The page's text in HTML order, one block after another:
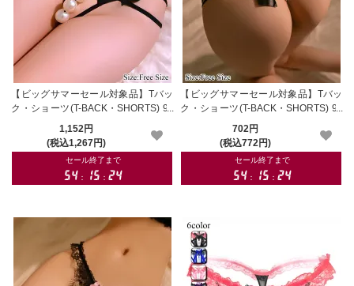
【ビッグサマーセール対象品】Tバッ
ク・ショーツ(T-BACK・SHORTS) 90
1,152円
(税込1,267円)
【ビッグサマーセール対象品】Tバッ
ク・ショーツ(T-BACK・SHORTS) 91
702円
(税込772円)